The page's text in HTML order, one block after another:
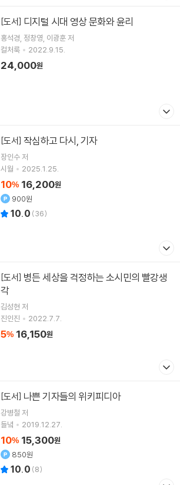
[도서] 디지털 시대 영상 문화와 윤리
홍석경 정창영 이광훈저
컬처룩
2022.9.15.
24,000원
[도서] 작심하고 다시, 기자
장인수저
시월
2025.1.25.
10% 16,200원
900원
10.0 (36)
[도서]
각
김성현 저
진인진
2022.7.7.
5% 16,150원
[도서] 나쁜 기자들의 위키피디아
강병철 저
들녘
2019.12.27.
10% 15,300원
850원
10.0 (8)